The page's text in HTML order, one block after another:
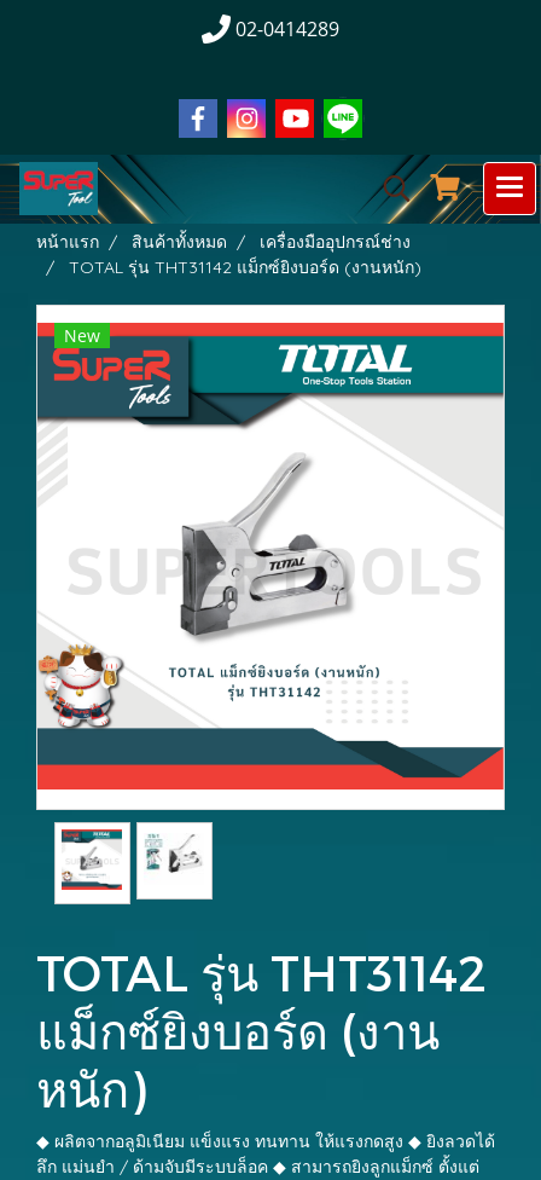
02-0414289
หน้าแรก สินค้าทั้งหมด
เครื่องมืออุปกรณ์ช่าง
TOTAL รุ่น THT31142 แม็กซ์ยิงบอร์ด (งานหนัก)
New
TOTAL รุ่น THT31142
แม็กซ์ยิงบอร์ด (งาน
หนัก)
◆ ผลิตจากอลูมิเนียม แข็งแรง ทนทาน ให้แรงกดสูง ◆ ยิงลวดได้
ลึก แม่นยำ / ด้ามจับมีระบบล็อค ◆ สามารถยิงลูกแม็กซ์ ตั้งแต่